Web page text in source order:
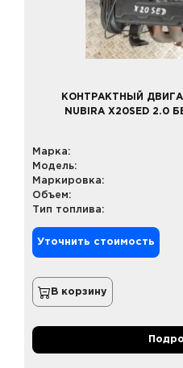
КОНТРАКТНЫЙ
NUBIRA X20SED 2.0
Марка:
Модель:
Маркировка:
Объем:
Тип топлива:
Уточнить стоимость
В корзину